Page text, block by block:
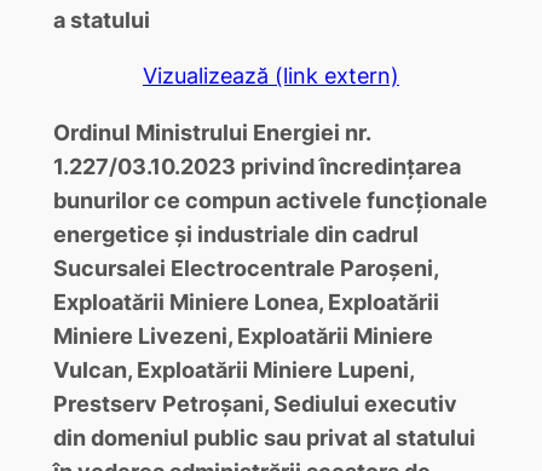
a statului
Vizualizează (link extern)
Ordinul Ministrului Energiei nr.
1.227/03.10.2023 privind încredințarea
bunurilor ce compun activele funcționale
energetice și industriale din cadrul
Sucursalei Electrocentrale Paroșeni,
Exploatării Miniere Lonea, Exploatării
Miniere Livezeni, Exploatării Miniere
Vulcan, Exploatării Miniere Lupeni,
Prestserv Petroșani, Sediului executiv
din domeniul public sau privat al statului